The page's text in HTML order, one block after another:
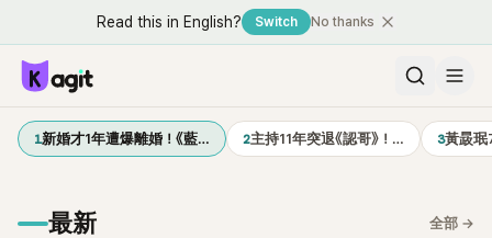
Read this in English? Switch No thanks
1新婚才1年遭爆離婚！《藍… 2主持11年突退《認哥》！… 3黃晸
最新 全部 →